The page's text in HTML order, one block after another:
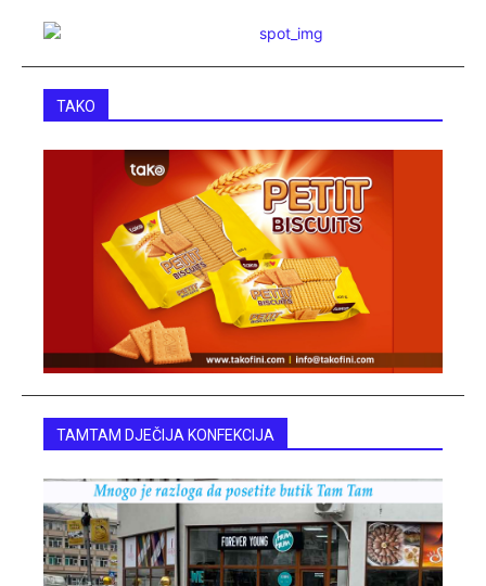
TAKO
TAMTAM DJEČIJA KONFEKCIJA